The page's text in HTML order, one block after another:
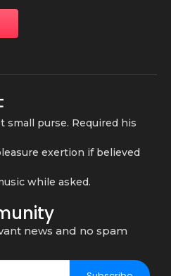
small purse. Required his
exertion if believed
while asked.
news and no spam